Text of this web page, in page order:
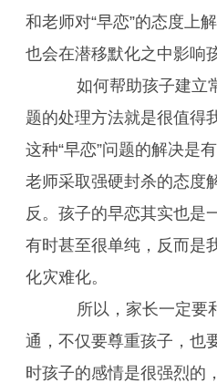
和老师对“早恋”的态度上
也会在潜移默化之中影响
如何帮助孩子建立
题的处理方法就是很值得
这种“早恋”问题的解决是
老师采取强硬封杀的态度
反。孩子的早恋其实也是
有时甚至很单纯，反而是
化灾难化。
所以，家长一定要
通，不仅要尊重孩子，也
时孩子的感情是很强烈的